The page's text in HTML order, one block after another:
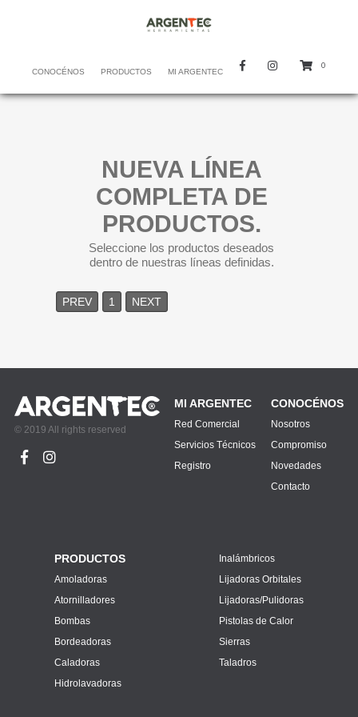
CONOCÉNOS PRODUCTOS MI ARGENTEC
0
NUEVA LÍNEA
COMPLETA DE
PRODUCTOS.
Seleccione los productos deseados
dentro de nuestras líneas definidas.
PREV 1 NEXT
© 2019 All rights reserved
MI ARGENTEC
Red Comercial
Servicios Técnicos
Registro
CONOCÉNOS
Nosotros
Compromiso
Novedades
Contacto
PRODUCTOS
Amoladoras
Atornilladores
Bombas
Bordeadoras
Caladoras
Hidrolavadoras
Inalámbricos
Lijadoras Orbitales
Lijadoras/Pulidoras
Pistolas de Calor
Sierras
Taladros